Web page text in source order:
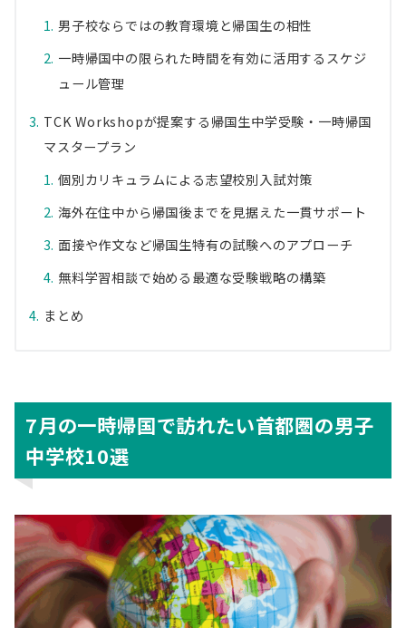
男子校ならではの教育環境と帰国生の相性
一時帰国中の限られた時間を有効に活用するスケジ
ュール管理
TCK Workshopが提案する帰国生中学受験・一時帰国
マスタープラン
個別カリキュラムによる志望校別入試対策
海外在住中から帰国後までを見据えた一貫サポート
面接や作文など帰国生特有の試験へのアプローチ
無料学習相談で始める最適な受験戦略の構築
まとめ
7月の一時帰国で訪れたい首都圏の男子
中学校10選